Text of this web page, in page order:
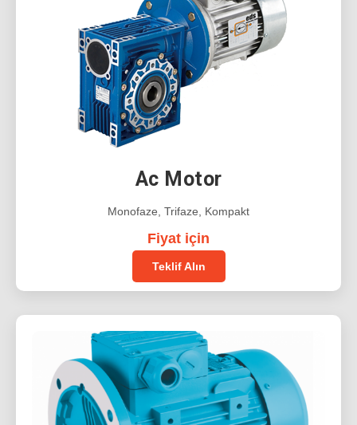
Ac Motor
Monofaze, Trifaze, Kompakt
Fiyat için
Teklif Alın